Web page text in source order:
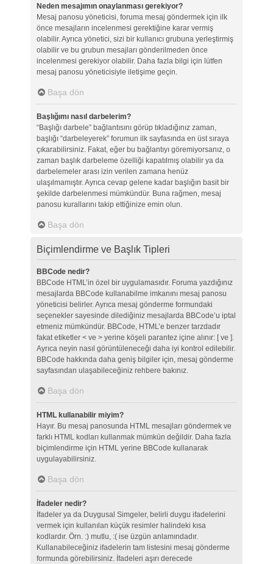
Neden mesajımın onaylanması gerekiyor?
Mesaj panosu yöneticisi, foruma mesaj göndermek için ilk
önce mesajların incelenmesi gerektiğine karar vermiş
olabilir. Ayrıca yönetici, sizi bir kullanıcı grubuna yerleştirmiş
olabilir ve bu grubun mesajları gönderilmeden önce
incelenmesi gerekiyor olabilir. Daha fazla bilgi için lütfen
mesaj panosu yöneticisiyle iletişime geçin.
Başa dön
Başlığımı nasıl darbelerim?
“Başlığı darbele” bağlantısını görüp tıkladığınız zaman,
başlığı “darbeleyerek” forumun ilk sayfasında en üst sıraya
çıkarabilirsiniz. Fakat, eğer bu bağlantıyı göremiyorsanız, o
zaman başlık darbeleme özelliği kapatılmış olabilir ya da
darbelemeler arası izin verilen zamana henüz
ulaşılmamıştır. Ayrıca cevap gelene kadar başlığın basit bir
şekilde darbelenmesi mümkündür. Buna rağmen, mesaj
panosu kurallarını takip ettiğinize emin olun.
Başa dön
Biçimlendirme ve Başlık Tipleri
BBCode nedir?
BBCode HTML’in özel bir uygulamasıdır. Foruma yazdığınız
mesajlarda BBCode kullanabilme imkanını mesaj panosu
yöneticisi belirler. Ayrıca mesaj gönderme formundaki
seçenekler sayesinde dilediğiniz mesajlarda BBCode’u iptal
etmeniz mümkündür. BBCode, HTML’e benzer tarzdadır
fakat etiketler < ve > yerine köşeli parantez içine alınır: [ ve ].
Ayrıca neyin nasıl görüntüleneceği daha iyi kontrol edilebilir.
BBCode hakkında daha geniş bilgiler için, mesaj gönderme
sayfasından ulaşabileceğiniz rehbere bakınız.
Başa dön
HTML kullanabilir miyim?
Hayır. Bu mesaj panosunda HTML mesajları göndermek ve
farklı HTML kodları kullanmak mümkün değildir. Daha fazla
biçimlendirme için HTML yerine BBCode kullanarak
uygulayabilirsiniz.
Başa dön
İfadeler nedir?
İfadeler ya da Duygusal Simgeler, belirli duygu ifadelerini
vermek için kullanılan küçük resimler halindeki kısa
kodlardır. Örn. :) mutlu, :( ise üzgün anlamındadır.
Kullanabileceğiniz ifadelerin tam listesini mesaj gönderme
formunda görebilirsiniz. İfadeleri aşırı derecede